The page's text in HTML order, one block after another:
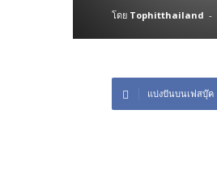
โดย Tophitthailand -
แบ่งปันบนเฟสบุ๊ค